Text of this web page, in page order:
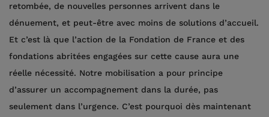
retombée, de nouvelles personnes arrivent dans le
dénuement, et peut-être avec moins de solutions d’accueil.
Et c’est là que l’action de la Fondation de France et des
fondations abritées engagées sur cette cause aura une
réelle nécessité. Notre mobilisation a pour principe
d’assurer un accompagnement dans la durée, pas
seulement dans l’urgence. C’est pourquoi dès maintenant